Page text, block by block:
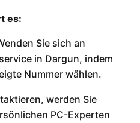
es:
Sie sich an
in Dargun, indem
Nummer wählen.
werden Sie
PC-Experten